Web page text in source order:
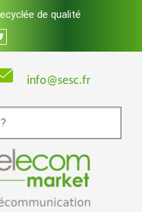
de qualité
info@sesc.fr